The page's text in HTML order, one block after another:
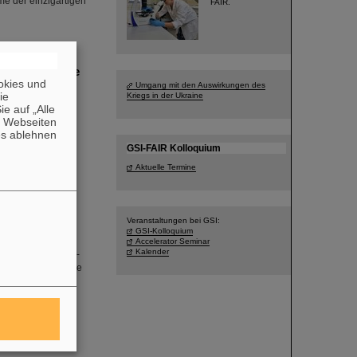
Experimente
von
TRIUMF in
steht die
der Goethe-
ausgewiesene
FAIR.
Umgang mit den Auswirkungen des
Kriegs in der Ukraine
GSI-FAIR Kolloquium
Aktuelle Termine
Veranstaltungen bei GSI:
GSI-Kolloquium
Accelerator Seminar
Kalender
und
auf „Alle
ablehnen